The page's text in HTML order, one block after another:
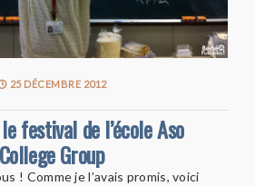
25 DÉCEMBRE 2012
festival de l’école Aso
College Group
! Comme je l’avais promis, voici